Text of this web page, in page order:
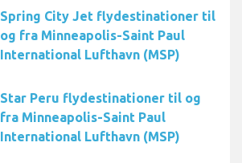
Spring City Jet flydestinationer til
og fra Minneapolis-Saint Paul
International Lufthavn (MSP)
Star Peru flydestinationer til og
fra Minneapolis-Saint Paul
International Lufthavn (MSP)